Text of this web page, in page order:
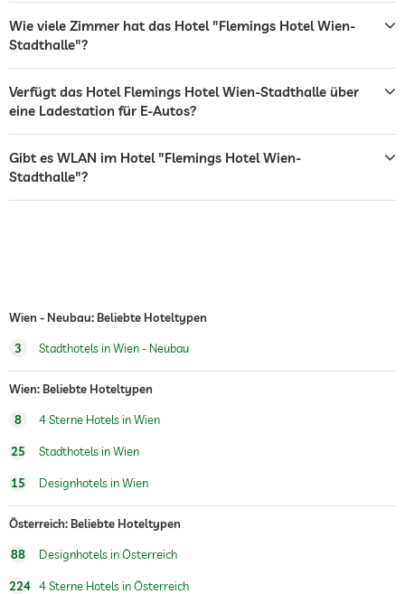
Restaurant
Flughafen Shuttle
Shuttle zu Attraktionen Gegen Gebühr
Wie viele Zimmer hat das Hotel "Flemings Hotel Wien-
Stadthalle"?
Verfügt das Hotel Flemings Hotel Wien-Stadthalle über
eine Ladestation für E-Autos?
Gibt es WLAN im Hotel "Flemings Hotel Wien-
Stadthalle"?
Wien - Neubau: Beliebte Hoteltypen
3 Stadthotels in Wien - Neubau
Wien: Beliebte Hoteltypen
8 4 Sterne Hotels in Wien
25 Stadthotels in Wien
15 Designhotels in Wien
Österreich: Beliebte Hoteltypen
88 Designhotels in Österreich
224 4 Sterne Hotels in Österreich